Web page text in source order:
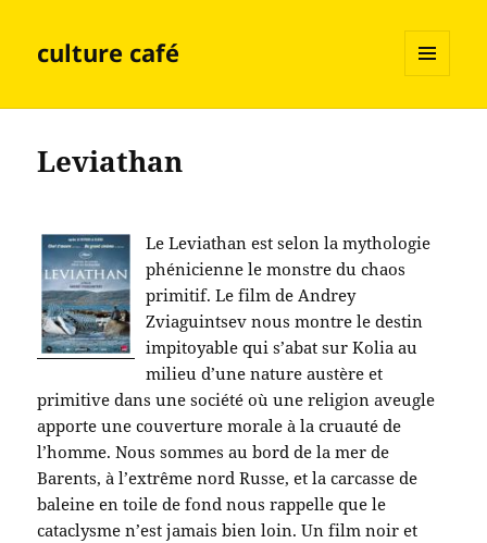
culture café
ET
Leviathan
Le Leviathan est selon la mythologie
phénicienne le monstre du chaos
primitif. Le film de Andrey
Zviaguintsev nous montre le destin
impitoyable qui s’abat sur Kolia au
milieu d’une nature austère et
primitive dans une société où une religion aveugle
apporte une couverture morale à la cruauté de
l’homme. Nous sommes au bord de la mer de
Barents, à l’extrême nord Russe, et la carcasse de
baleine en toile de fond nous rappelle que le
cataclysme n’est jamais bien loin. Un film noir et